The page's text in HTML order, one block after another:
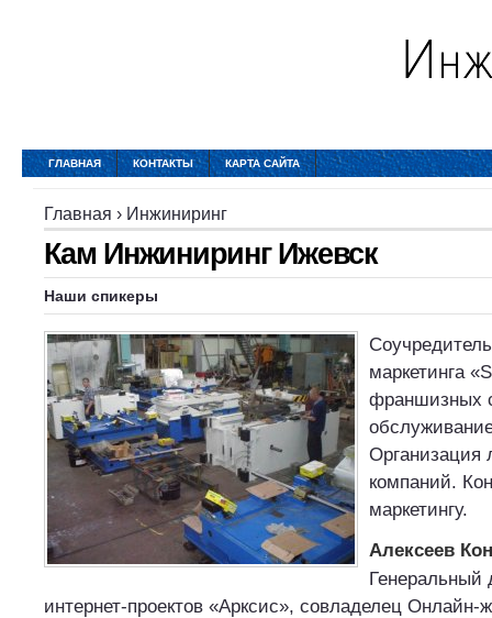
ГЛАВНАЯ КОНТАКТЫ КАРТА САЙТА
Главная › Инжиниринг
Кам Инжиниринг Ижевск
Наши спикеры
маркетинга
франшизных
Организация
компаний.
маркетингу.
Алексеев
Генеральный
интернет-проектов «Арксис», совладелец Онлайн-